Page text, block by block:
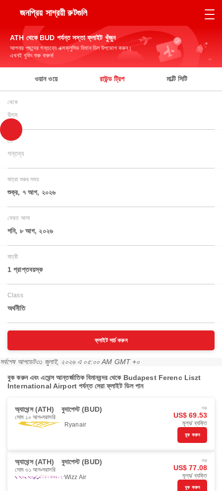
জনপ্রিয় সাশ্রয়ী রুটগুলি
ATH থেকে BUD পর্যন্ত সস্তা ফ্লাইট খুঁজুন
আপনার পছন্দের গন্তব্যে এক্সক্লুসিভ বিমান ডিল উপভোগ করুন।
এখনই বুকিং শুরু করুন!
ওয়ান ওয়ে রাউন্ড ট্রিপ মাল্টি সিটি
থেকে
উৎস
তে
গন্তব্য
যাত্রা শুরুর সময়
শুক্র, ৭ আগ, ২০২৬
ফেরত আসা
শনি, ৮ আগ, ২০২৬
যাত্রী
1 প্রাপ্তবয়স্ক
Class
অর্থনীতি
ফ্লাইট সার্চ করুন
সর্বশেষ আপডেট৩১ জুলাই, ২০২৬ এ ০৫:০০ AM GMT +০
বুক করুন এবং এথেন্স আন্তর্জাতিক বিমানবন্দর থেকে Budapest Ferenc Liszt
International Airport পর্যন্ত সেরা ফ্লাইট ডিল পান
অ্যাথেন্স (ATH) বুদাপেস্ট (BUD)
সোম ১০ আগ সরাসরি
Ryanair
শুরু
US$ 69.53
মূল্য/ ব্যক্তি
বুক করুন
অ্যাথেন্স (ATH) বুদাপেস্ট (BUD)
সোম ৩১ আগ সরাসরি
Wizz Air
শুরু
US$ 77.08
মূল্য/ ব্যক্তি
বুক করুন